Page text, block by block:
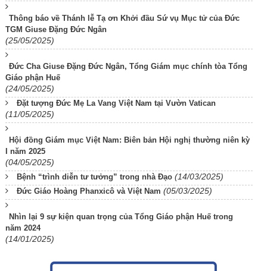
Thông báo về Thánh lễ Tạ ơn Khởi đầu Sứ vụ Mục tử của Đức
TGM Giuse Đặng Đức Ngân
(25/05/2025)
Đức Cha Giuse Đặng Đức Ngân, Tổng Giám mục chính tòa Tổng
Giáo phận Huế
(24/05/2025)
Đặt tượng Đức Mẹ La Vang Việt Nam tại Vườn Vatican
(11/05/2025)
Hội đồng Giám mục Việt Nam: Biên bản Hội nghị thường niên kỳ
I năm 2025
(04/05/2025)
Bệnh “trình diễn tư tưởng” trong nhà Đạo (14/03/2025)
Đức Giáo Hoàng Phanxicô và Việt Nam (05/03/2025)
Nhìn lại 9 sự kiện quan trọng của Tổng Giáo phận Huế trong
năm 2024
(14/01/2025)